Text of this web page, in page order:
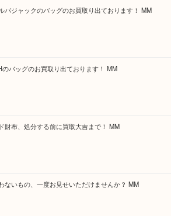
リック
買取ブログ検索
最近の投稿